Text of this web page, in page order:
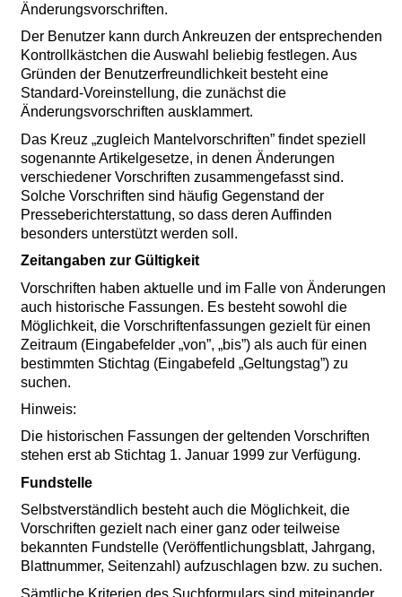
Änderungsvorschriften.
Der Benutzer kann durch Ankreuzen der entsprechenden
Kontrollkästchen die Auswahl beliebig festlegen. Aus
Gründen der Benutzerfreundlichkeit besteht eine
Standard-Voreinstellung, die zunächst die
Änderungsvorschriften ausklammert.
Das Kreuz „zugleich Mantelvorschriften” findet speziell
sogenannte Artikelgesetze, in denen Änderungen
verschiedener Vorschriften zusammengefasst sind.
Solche Vorschriften sind häufig Gegenstand der
Presseberichterstattung, so dass deren Auffinden
besonders unterstützt werden soll.
Zeitangaben zur Gültigkeit
Vorschriften haben aktuelle und im Falle von Änderungen
auch historische Fassungen. Es besteht sowohl die
Möglichkeit, die Vorschriftenfassungen gezielt für einen
Zeitraum (Eingabefelder „von”, „bis”) als auch für einen
bestimmten Stichtag (Eingabefeld „Geltungstag”) zu
suchen.
Hinweis:
Die historischen Fassungen der geltenden Vorschriften
stehen erst ab Stichtag 1. Januar 1999 zur Verfügung.
Fundstelle
Selbstverständlich besteht auch die Möglichkeit, die
Vorschriften gezielt nach einer ganz oder teilweise
bekannten Fundstelle (Veröffentlichungsblatt, Jahrgang,
Blattnummer, Seitenzahl) aufzuschlagen bzw. zu suchen.
Sämtliche Kriterien des Suchformulars sind miteinander